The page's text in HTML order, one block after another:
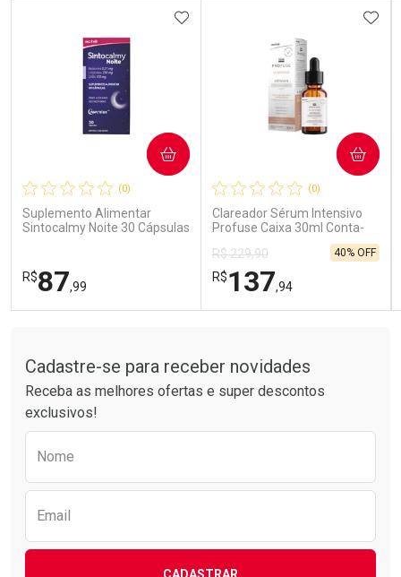
Comprar sem Desconto
Por R$ 85,99/cada
Comprar sem Desconto
Por R$ 85,99/cada
Comprar sem Desconto
Por R$ 15,99/cada
Comprar sem Desconto
Por R$ 15,99/cada
(0)
Suplemento Alimentar
Sintocalmy Noite 30 Cápsulas
R$87,99
ADICIONAR AOS FAVORITOS
COMPRAR
Laboratório
Por Menos
(0)
Clareador Sérum Intensivo
Profuse Caixa 30ml Conta-
R$ 229,90
R$137,94
40% OFF
COMPRAR
Laboratório
Por Menos
Cadastre-se para receber novidades
Receba as melhores ofertas e super descontos
exclusivos!
Nome
Email